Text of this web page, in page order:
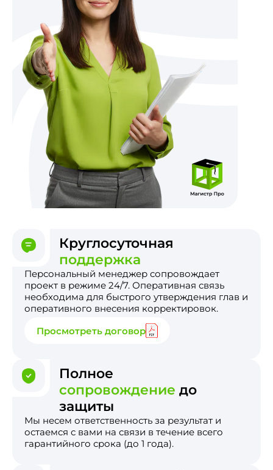
Круглосуточная
поддержка
Персональный менеджер сопровождает
проект в режиме 24/7. Оперативная связь
необходима для быстрого утверждения глав и
оперативного внесения корректировок.
Просмотреть договор
Полное
сопровождение до
защиты
Мы несем ответственность за результат и
остаемся с вами на связи в течение всего
гарантийного срока (до 1 года).